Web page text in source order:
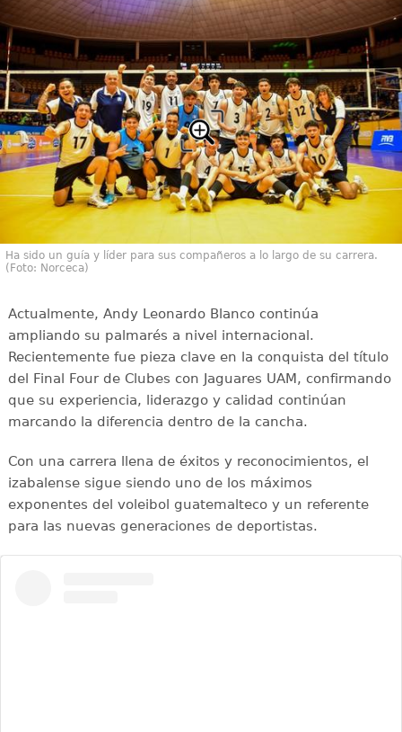
Ha sido un guía y líder para sus compañeros a lo largo de su carrera.
(Foto: Norceca)
Actualmente, Andy Leonardo Blanco continúa
ampliando su palmarés a nivel internacional.
Recientemente fue pieza clave en la conquista del título
del Final Four de Clubes con Jaguares UAM, confirmando
que su experiencia, liderazgo y calidad continúan
marcando la diferencia dentro de la cancha.
Con una carrera llena de éxitos y reconocimientos, el
izabalense sigue siendo uno de los máximos
exponentes del voleibol guatemalteco y un referente
para las nuevas generaciones de deportistas.